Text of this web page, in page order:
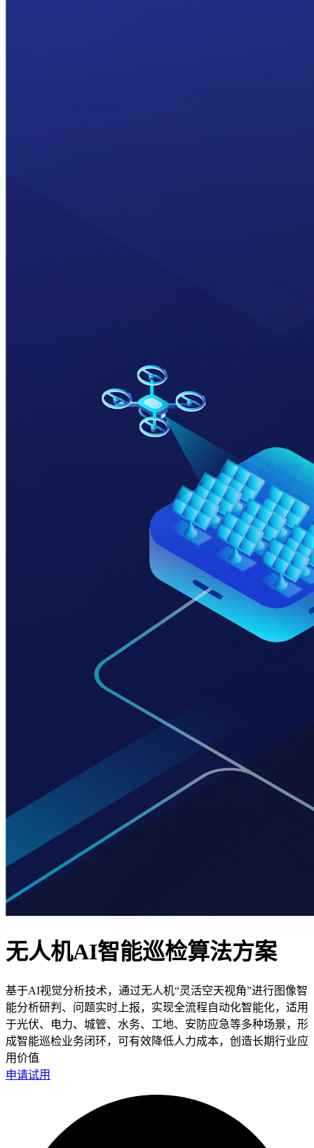
无人机AI智能巡检算法方案
基于AI视觉分析技术，通过无人机“灵活空天视角”进行图像智
能分析研判、问题实时上报，实现全流程自动化智能化，适用
于光伏、电力、城管、水务、工地、安防应急等多种场景，形
成智能巡检业务闭环，可有效降低人力成本，创造长期行业应
用价值
申请试用